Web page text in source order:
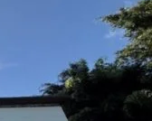
la investidura de Abelardo